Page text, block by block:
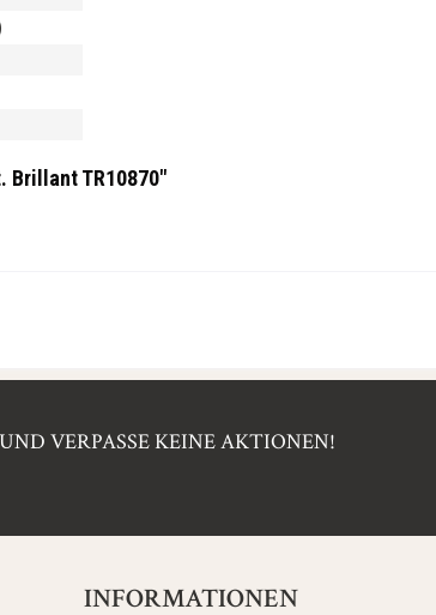
Brillant TR10870"
VERPASSE KEINE AKTIONEN!
INFORMATIONEN